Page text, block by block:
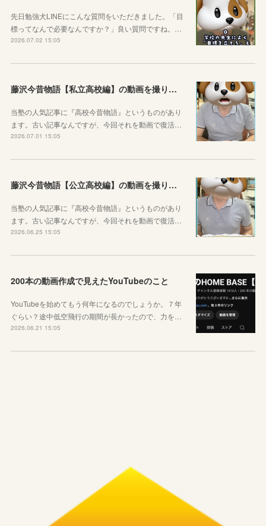
先日勉強犬LINEにこんな質問をいただきました。「目
標ってなんで必要なんですか？」良い質問ですね。…
2026.07.02 15:05
藤沢今昔物語【私立高校編】の動画を撮りました！
当塾の人気記事に『高校今昔物語』というものがあり
ます。古い記事なんですが、今回それを動画で復活…
2026.07.01 15:05
藤沢今昔物語【公立高校編】の動画を撮りました！
当塾の人気記事に『高校今昔物語』というものがあり
ます。古い記事なんですが、今回それを動画で復活…
2026.06.25 15:05
200本の動画作成で見えたYouTubeのこと
YouTubeを始めてもう何年になるのでしょうか。７年
ぐらい？途中低空飛行の期間が長かったので、力を…
2026.06.21 15:05